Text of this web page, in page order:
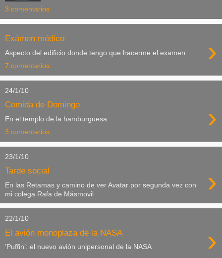
3 comentarios:
Exámen médico ›
Aspecto del edificio donde tengo que hacerme el examen.
7 comentarios:
24/1/10
Comida de Domingo ›
En el templo de la hamburguesa
3 comentarios:
23/1/10
Tarde social ›
En las Retamas y camino de ver Avatar por segunda vez con
mi colega Rafa de Másmovil
22/1/10
El avión monoplaza de la NASA ›
’Puffin’: el nuevo avión unipersonal de la NASA